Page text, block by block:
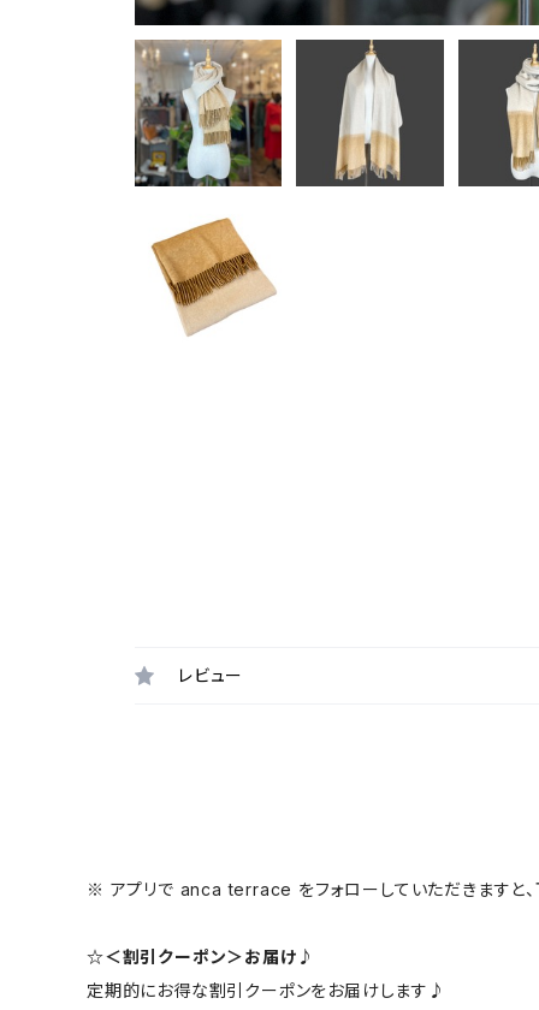
レビュー
※ アプリで anca terrace をフォローしていただきますと
☆＜割引クーポン＞お届け♪
定期的にお得な割引クーポンをお届けします♪